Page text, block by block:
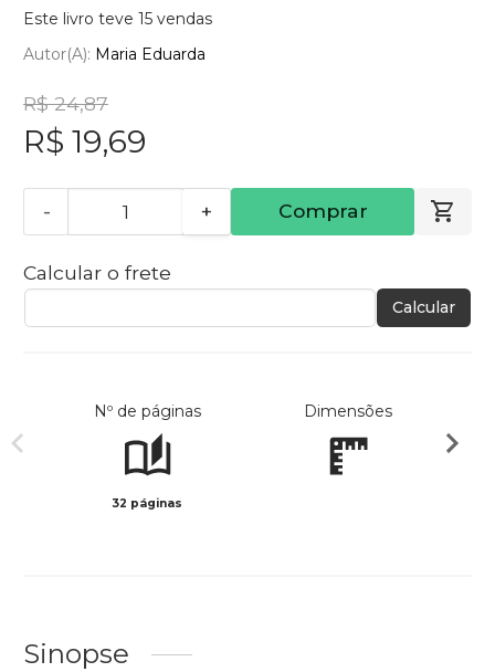
Este livro teve 15 vendas
Autor(a): Maria Eduarda
R$ 24,87
R$ 19,69
- + Comprar
Calcular o frete
Calcular
Nº de páginas
32 páginas
Dimensões
Sinopse